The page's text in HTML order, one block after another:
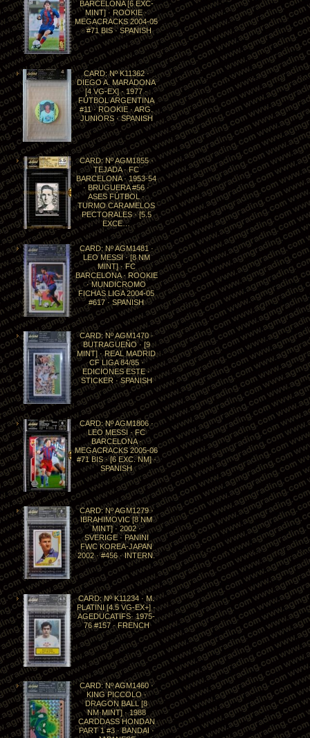
BARCELONA [6 EXC-
MINT] · ROOKIE ·
MEGACRACKS 2004-05
· #71 BIS · SPANISH
CARD: Nº K11362 ·
DIEGO A. MARADONA
[4 VG-EX] · 1977 ·
FÚTBOL ARGENTINA
#11 · ROOKIE · ARG.
JUNIORS · SPANISH
CARD: Nº AGM1855 ·
TEJADA · FC
BARCELONA · 1953-54
· BRUGUERA #56 ·
ASES FÚTBOL ·
TURMO CARAMELOS
PECTORALES · [5.5
EXCE…
CARD: Nº AGM1481 ·
LEO MESSI · [8 NM
MINT] · FC
BARCELONA · ROOKIE
· MUNDICROMO
FICHAS LIGA 2004-05
#617 · SPANISH
CARD: Nº AGM1470 ·
BUTRAGUEÑO · [9
MINT] · REAL MADRID
CF LIGA 84/85 ·
EDICIONES ESTE ·
STICKER · SPANISH
CARD: Nº AGM1806 ·
LEO MESSI · FC
BARCELONA ·
MEGACRACKS 2005-06
#71 BIS · [6 EXC. NM] ·
SPANISH
CARD: Nº AGM1279 ·
IBRAHIMOVIC [8 NM
MINT] · 2002 ·
SVERIGE · PANINI
FWC KOREA-JAPAN
2002 · #456 · INTERN.
CARD: Nº K11234 · M.
PLATINI [4.5 VG-EX+] ·
AGEDUCATIFS· 1975-
76 #157 · FRENCH
CARD: Nº AGM1460 ·
KING PICCOLO ·
DRAGON BALL [8
NM·MINT] · 1988
CARDDASS HONDAN
PART 1 #3 · BANDAI ·